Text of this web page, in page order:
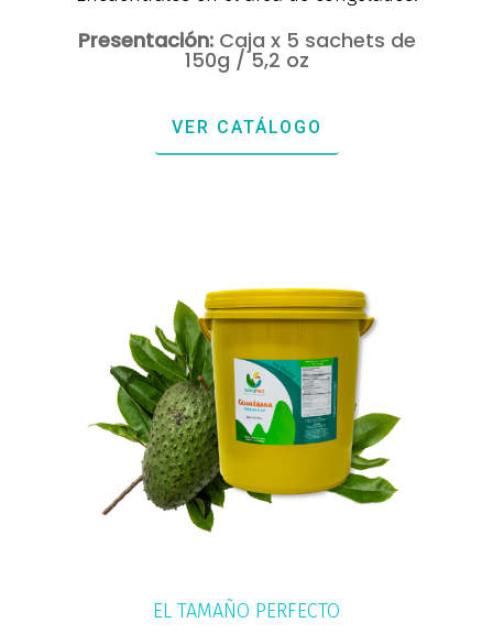
Presentación:Caja x 5 sachets de
150g / 5,2 oz
VER CATÁLOGO
EL TAMAÑO PERFECTO